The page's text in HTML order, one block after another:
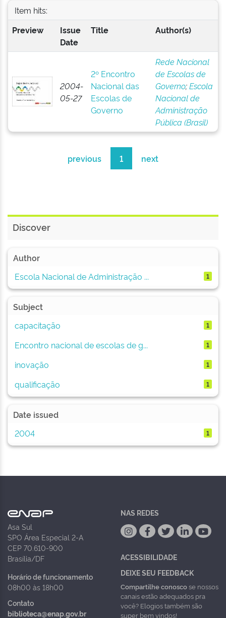
Item hits:
Preview
Issue
Date
Title Author(s)
2004-
05-27
2º Encontro
Nacional das
Escolas de
Governo
Rede Nacional
de Escolas de
Governo;Escola
Nacional de
Administração
Pública (Brasil)
previous 1 next
Discover
Author
Escola Nacional de Administração ...
1
Subject
capacitação
1
Encontro nacional de escolas de g... 1
inovação 1
qualificação 1
Date issued
2004
1
Asa Sul
SPO Área Especial 2-A
CEP 70.610-900
Brasília/DF
Horário de funcionamento
08h00 às 18h00
Contato
biblioteca@enap.gov.br
NAS REDES
ACESSIBILIDADE
DEIXE SEU FEEDBACK
Compartilhe conoscose nossos
canais estão adequados pra
você? Elogios também são
super bem vindos!